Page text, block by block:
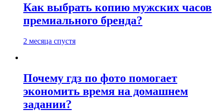
Как выбрать копию мужских часов
премиального бренда?
2 месяца спустя
Почему гдз по фото помогает
экономить время на домашнем
задании?